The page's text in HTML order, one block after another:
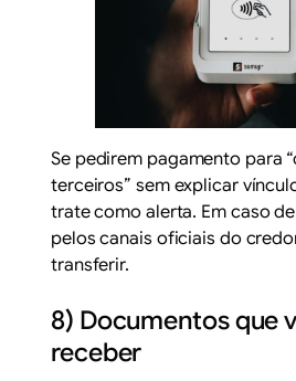
Se pedirem pagamento para
terceiros” sem explicar
trate como alerta. Em caso
pelos canais oficiais do
transferir.
8) Documentos que
receber